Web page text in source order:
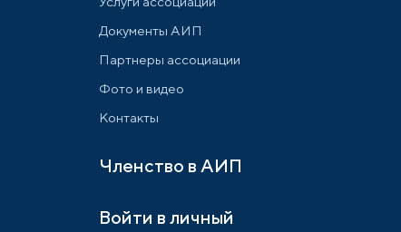
Документы АИП
Партнеры ассоциации
Фото и видео
Контакты
Членство в АИП
Войти в личный